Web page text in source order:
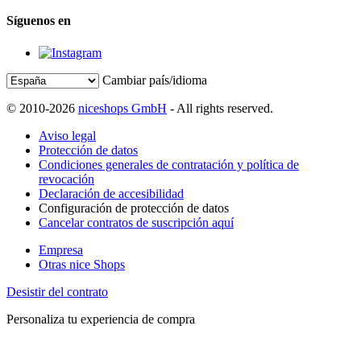
Síguenos en
Cambiar país/idioma
© 2010-2026 niceshops GmbH - All rights reserved.
Aviso legal
Protección de datos
Condiciones generales de contratación y política de
revocación
Declaración de accesibilidad
Configuración de protección de datos
Cancelar contratos de suscripción aquí
Empresa
Otras nice Shops
Desistir del contrato
Personaliza tu experiencia de compra